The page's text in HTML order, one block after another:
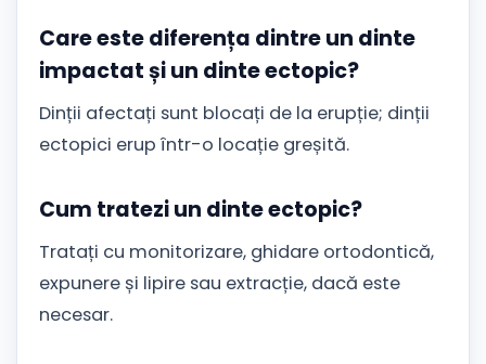
Care este diferența dintre un dinte
impactat și un dinte ectopic?
Dinții afectați sunt blocați de la erupție; dinții
ectopici erup într-o locație greșită.
Cum tratezi un dinte ectopic?
Tratați cu monitorizare, ghidare ortodontică,
expunere și lipire sau extracție, dacă este
necesar.